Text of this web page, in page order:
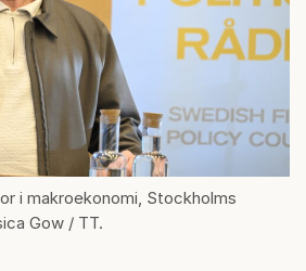
i makroekonomi, Stockholms
Gow / TT.